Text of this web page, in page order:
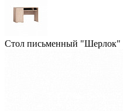
Стол письменный "Шерлок"